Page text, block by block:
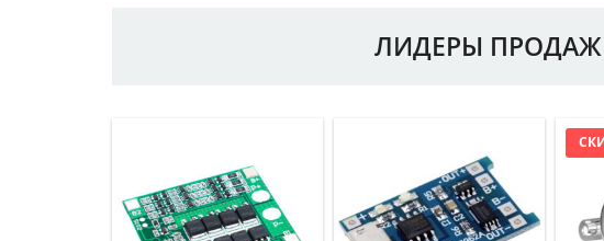
ЛИДЕРЫ ПРОДАЖ